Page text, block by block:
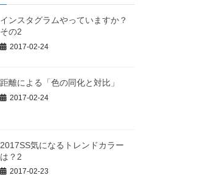
インスタグラムやっていますか？
その2
2017-02-24
距離による「色の同化と対比」
2017-02-24
2017SS気になるトレンドカラー
は？2
2017-02-23